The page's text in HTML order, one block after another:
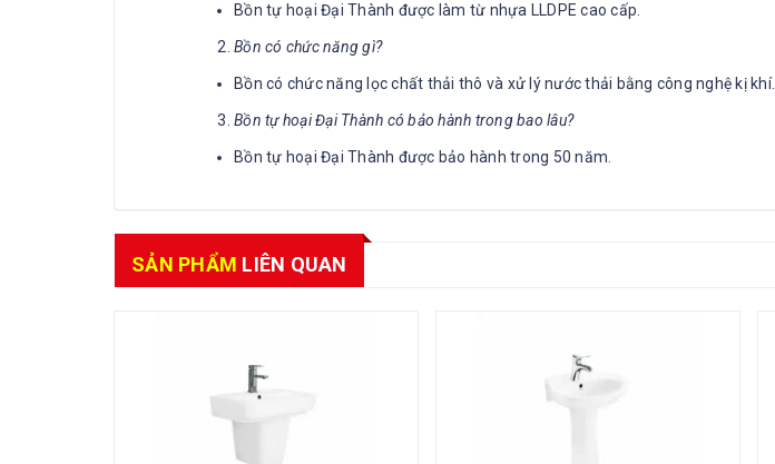
Bồn tự hoại Đại Thành được làm từ nhựa LLDPE cao cấp.
Bồn có chức năng gì?
Bồn có chức năng lọc chất thải thô và xử lý nước thải bằng công nghệ kị khí.
Bồn tự hoại Đại Thành có bảo hành trong bao lâu?
Bồn tự hoại Đại Thành được bảo hành trong 50 năm.
SẢN PHẨM LIÊN QUAN